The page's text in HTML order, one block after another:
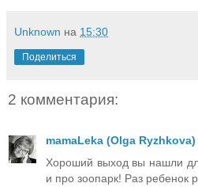
Unknown на 15:30
Поделиться
2 комментария:
mamaLeka (Olga Ryzhkova)
Хороший выход вы нашли
и про зоопарк! Раз ребенок